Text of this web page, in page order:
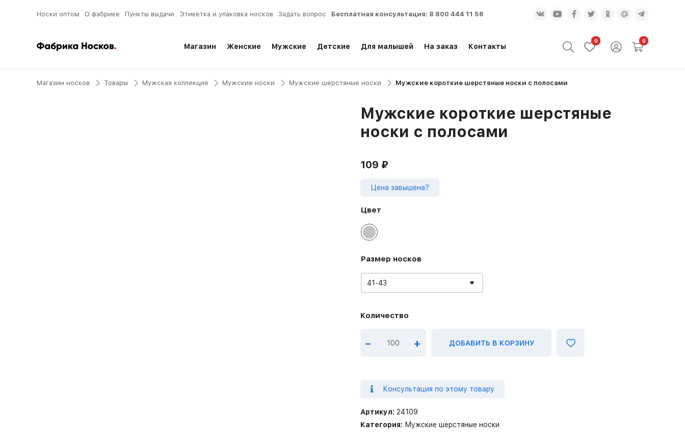
Носки оптом О фабрике Пункты выдачи Этикетка и упаковка носков Задать вопрос Бесплатная консультация: 8 800 444 11 56
Магазин Женские Мужские Детские Для малышей На заказ Контакты
0 0
Магазин носков Товары Мужская коллекция Мужские носки Мужские шерстяные носки Мужские короткие шерстяные носки с полосами
Мужские короткие шерстяные
носки с полосами
109 ₽
Цена завышена?
Цвет
Размер носков
41-43
– + ДОБАВИТЬ В КОРЗИНУ
Консультация по этому товару
Артикул: 24109
Категория: Мужские шерстяные носки